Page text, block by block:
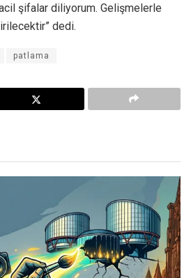
acil şifalar diliyorum. Gelişmelerle
dedi.
patlama